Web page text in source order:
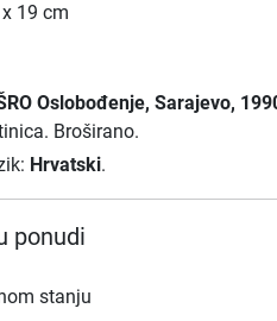
19 cm
Oslobođenje, Sarajevo,
Broširano.
Hrvatski.
ponudi
stanju